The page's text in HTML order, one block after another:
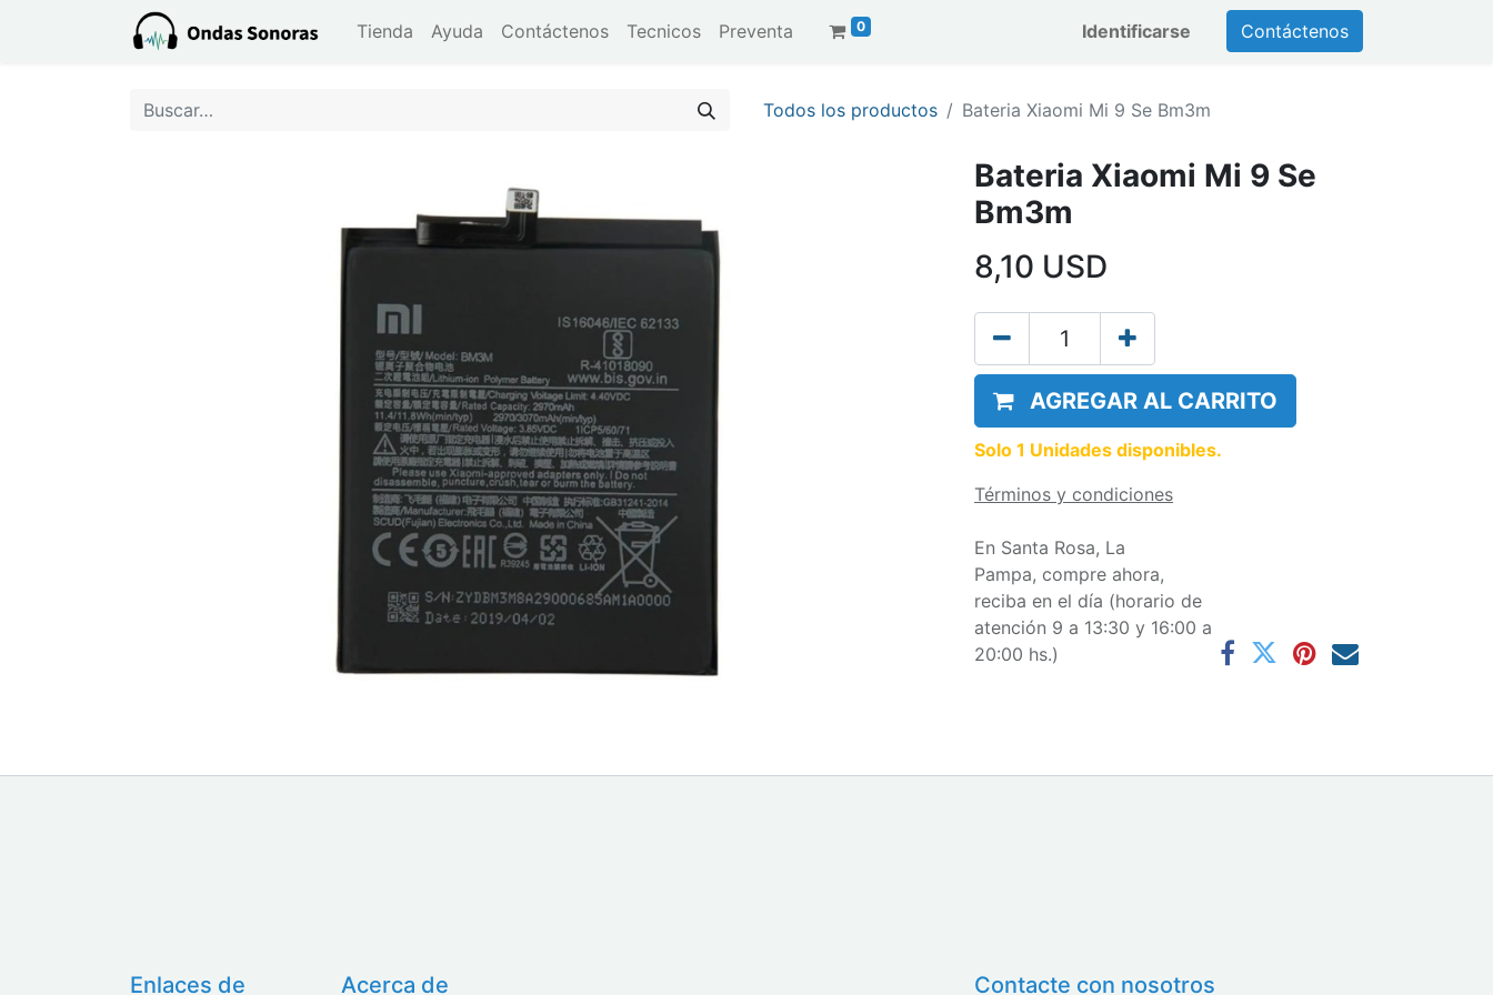
Tienda Ayuda Contáctenos Tecnicos Preventa 0 Identificarse Contáctenos
Todos los productos Bateria Xiaomi Mi 9 Se Bm3m
Bateria Xiaomi Mi 9 Se
Bm3m
8,10 USD
AGREGAR AL CARRITO
Solo 1 Unidades disponibles.
Términos y condiciones
En Santa Rosa, La
Pampa, compre ahora,
reciba en el día (horario de
atención 9 a 13:30 y 16:00 a
20:00 hs.)
Enlaces de Acerca de Contacte con nosotros